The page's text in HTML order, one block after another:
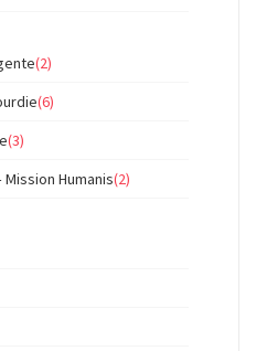
(2)
(6)
(3)
Humanis(2)